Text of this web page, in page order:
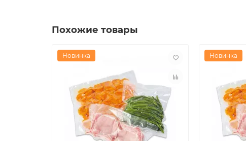
Похожие товары
Новинка Новинка